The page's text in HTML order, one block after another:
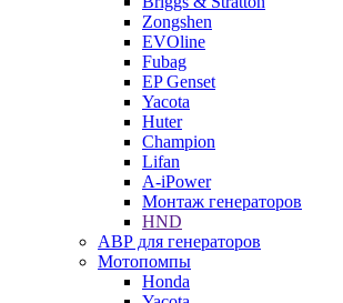
Zongshen
EVOline
Fubag
EP Genset
Yacota
Huter
Champion
Lifan
A-iPower
Монтаж генераторов
HND
АВР для генераторов
Мотопомпы
Honda